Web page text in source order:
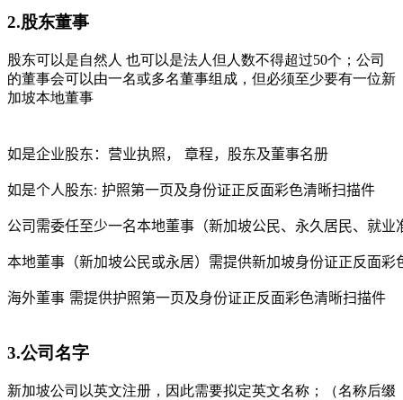
2.股东董事
股东可以是自然人 也可以是法人但人数不得超过50个；公司
的董事会可以由一名或多名董事组成，但必须至少要有一位新
加坡本地董事
如是企业股东：营业执照， 章程，股东及董事名册
如是个人股东: 护照第一页及身份证正反面彩色清晰扫描件
公司需委任至少一名本地董事（新加坡公民、永久居民、就业
本地董事（新加坡公民或永居）需提供新加坡身份证正反面彩
海外董事 需提供护照第一页及身份证正反面彩色清晰扫描件
3.公司名字
新加坡公司以英文注册，因此需要拟定英文名称；（名称后缀